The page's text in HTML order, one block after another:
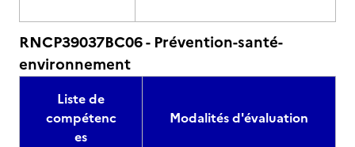
RNCP39037BC06 - Prévention-santé-
environnement
Liste de
compétenc
es
Modalités d'évaluation